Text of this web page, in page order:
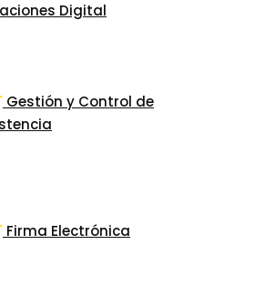
Digital
Gestión y Control de
Firma Electrónica